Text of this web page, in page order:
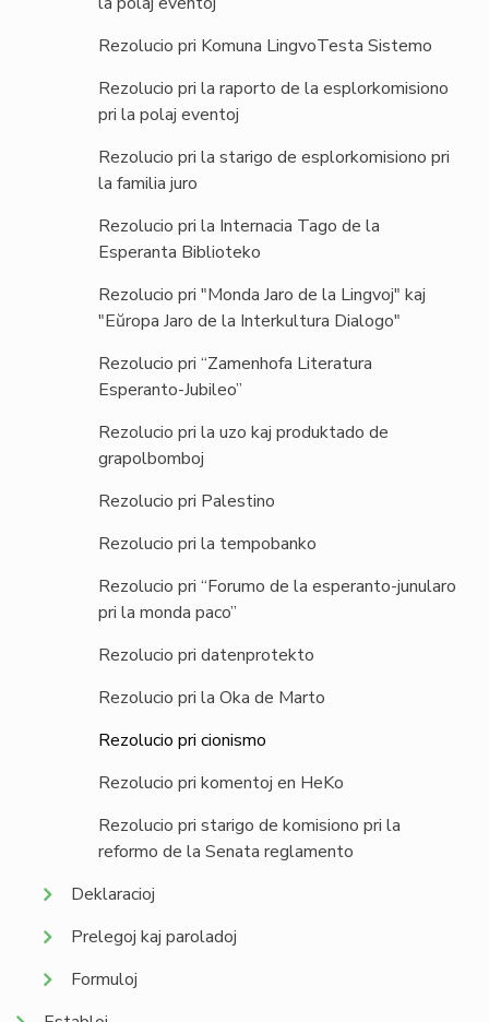
Rezolucio pri Komuna LingvoTesta Sistemo
Rezolucio pri la raporto de la esplorkomisiono
pri la polaj eventoj
Rezolucio pri la starigo de esplorkomisiono pri
la familia juro
Rezolucio pri la Internacia Tago de la
Esperanta Biblioteko
Rezolucio pri "Monda Jaro de la Lingvoj" kaj
"Eŭropa Jaro de la Interkultura Dialogo"
Rezolucio pri “Zamenhofa Literatura
Esperanto-Jubileo”
Rezolucio pri la uzo kaj produktado de
grapolbomboj
Rezolucio pri Palestino
Rezolucio pri la tempobanko
Rezolucio pri “Forumo de la esperanto-junularo
pri la monda paco”
Rezolucio pri datenprotekto
Rezolucio pri la Oka de Marto
Rezolucio pri cionismo
Rezolucio pri komentoj en HeKo
Rezolucio pri starigo de komisiono pri la
reformo de la Senata reglamento
Deklaracioj
Prelegoj kaj paroladoj
Formuloj